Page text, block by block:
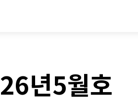
26년5월호